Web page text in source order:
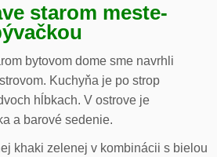
starom meste-
bytovom dome sme navrhli
Kuchyňa je po strop
hĺbkach. V ostrove je
a barové sedenie.
khaki zelenej v kombinácii s bielou